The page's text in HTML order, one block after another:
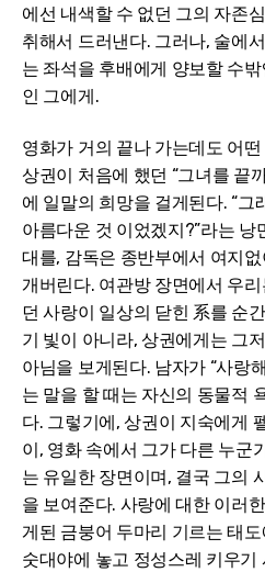
에선 내색할 수 없던 그의 자존
취해서 드러낸다. 그러나, 술에
는 좌석을 후배에게 양보할 수
인 그에게.
영화가 거의 끝나 가는데도 어
상권이 처음에 했던 “그녀를 끝
에 일말의 희망을 걸게된다. “
아름다운 것 이었겠지?”라는 낭
대를, 감독은 종반부에서 여지
개버린다. 여관방 장면에서 우
던 사랑이 일상의 닫힌 系를 순
기 빛이 아니라, 상권에게는 그
아님을 보게된다. 남자가 “사랑
는 말을 할 때는 자신의 동물적
다. 그렇기에, 상권이 지숙에게
이, 영화 속에서 그가 다른 누군
는 유일한 장면이며, 결국 그의
을 보여준다. 사랑에 대한 이러
게된 금붕어 두마리 기르는 태
숫대야에 놓고 정성스레 키우기